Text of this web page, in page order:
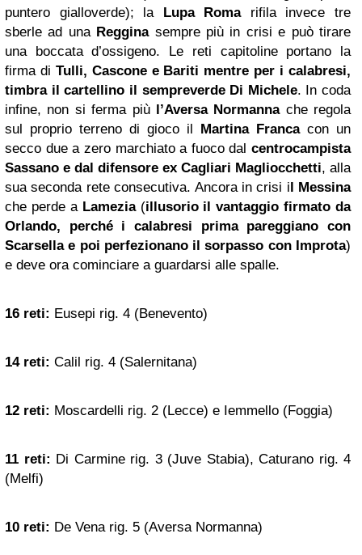
puntero gialloverde); la
Lupa Romarifila invece tre
sberle ad una Regginasempre più in crisi e può tirare
una boccata d’ossigeno. Le reti capitoline portano la
firma di Tulli, Cascone e Bariti mentre per i calabresi,
timbra il cartellino il sempreverde Di Michele. In coda
infine, non si ferma piùl’Aversa Normannache regola
sul proprio terreno di gioco il
Martina Francacon un
secco due a zero marchiato a fuoco dal centrocampista
Sassano e dal difensore ex Cagliari Magliocchetti, alla
sua seconda rete consecutiva. Ancora in crisi i l Messina
che perde a Lamezia(illusorio il vantaggio firmato da
Orlando, perché i calabresi prima pareggiano con
Scarsella e poi perfezionano il sorpasso con Improta)
e deve ora cominciare a guardarsi alle spalle.
16 reti: Eusepi rig. 4 (Benevento)
14 reti: Calil rig. 4 (Salernitana)
12 reti: Moscardelli rig. 2 (Lecce) e Iemmello (Foggia)
11 reti: Di Carmine rig. 3 (Juve Stabia), Caturano rig. 4
(Melfi)
10 reti: De Vena rig. 5 (Aversa Normanna)